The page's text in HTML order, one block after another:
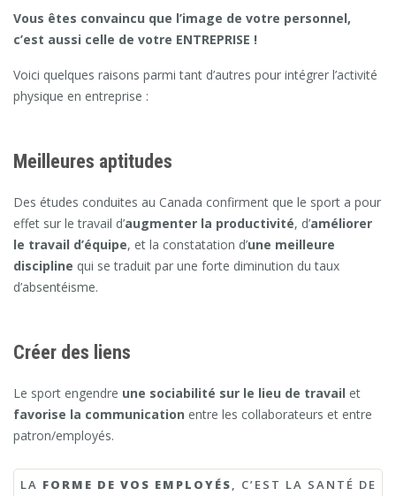
Vous êtes convaincu que l’image de votre personnel,
c’est aussi celle de votre ENTREPRISE !
Voici quelques raisons parmi tant d’autres pour intégrer l’activité
physique en entreprise :
Meilleures aptitudes
Des études conduites au Canada confirment que le sport a pour
effet sur le travail d’augmenter la productivité, d’améliorer
le travail d’équipe, et la constatation d’une meilleure
discipline qui se traduit par une forte diminution du taux
d’absentéisme.
Créer des liens
Le sport engendre une sociabilité sur le lieu de travail et
favorise la communication entre les collaborateurs et entre
patron/employés.
LA FORME DE VOS EMPLOYÉS, C’EST LA SANTÉ DE